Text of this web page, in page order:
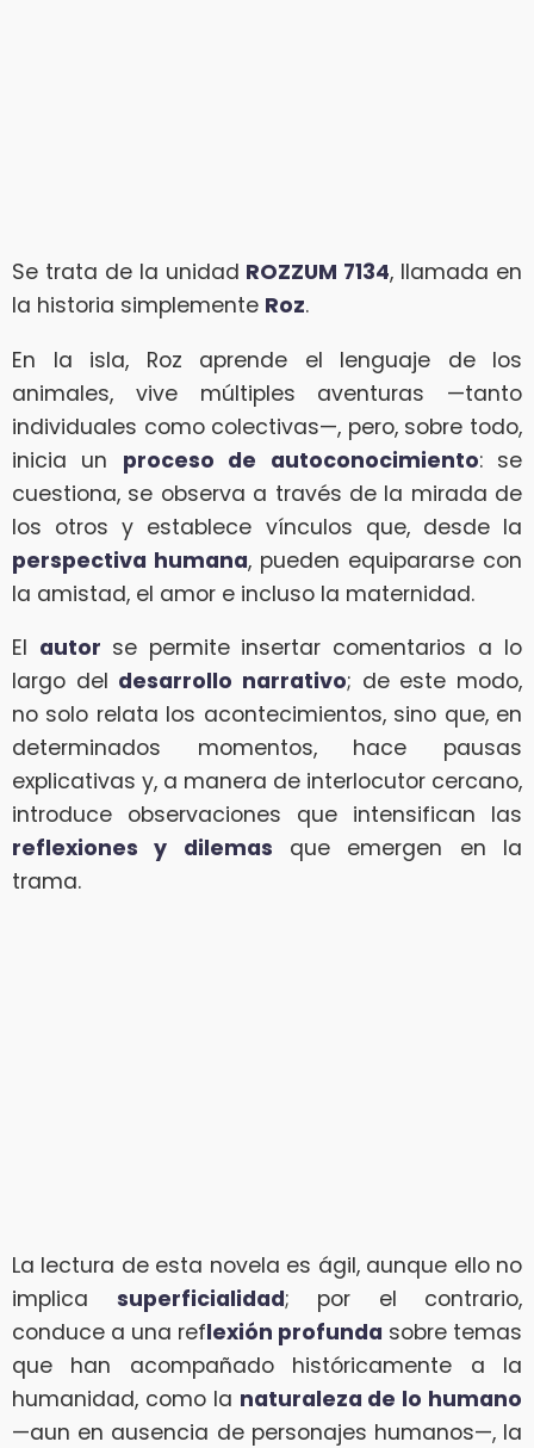
Se trata de la unidad ROZZUM 7134, llamada en
la historia simplemente Roz.
En la isla, Roz aprende el lenguaje de los
animales, vive múltiples aventuras —tanto
individuales como colectivas—, pero, sobre todo,
inicia un proceso de autoconocimiento: se
cuestiona, se observa a través de la mirada de
los otros y establece vínculos que, desde la
perspectiva humana, pueden equipararse con
la amistad, el amor e incluso la maternidad.
El autor se permite insertar comentarios a lo
largo del desarrollo narrativo; de este modo,
no solo relata los acontecimientos, sino que, en
determinados momentos, hace pausas
explicativas y, a manera de interlocutor cercano,
introduce observaciones que intensifican las
reflexiones y dilemas que emergen en la
trama.
La lectura de esta novela es ágil, aunque ello no
implica superficialidad; por el contrario,
conduce a una reflexión profunda sobre temas
que han acompañado históricamente a la
humanidad, como la naturaleza de lo humano
—aun en ausencia de personajes humanos—, la